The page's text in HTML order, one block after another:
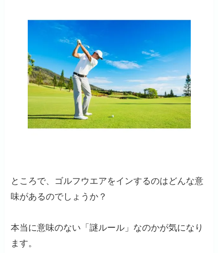
ところで、ゴルフウエアをインするのはどんな意
味があるのでしょうか？
本当に意味のない「謎ルール」なのかが気になり
ます。